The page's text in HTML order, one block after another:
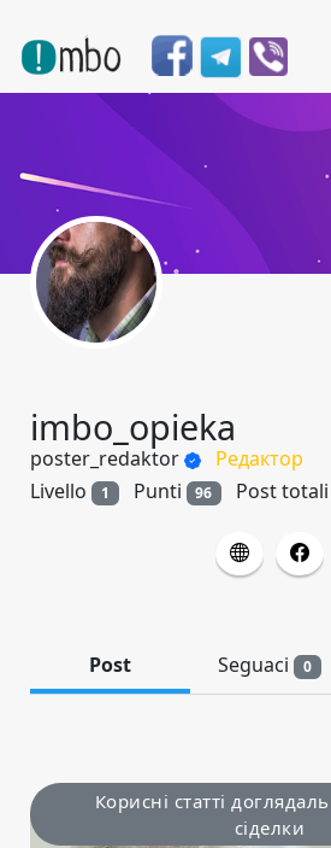
imbo_opieka
poster_redaktor
Редактор
Livello
1 Punti 96 Post
Post Seguaci 0
Корисні статті
сіделки